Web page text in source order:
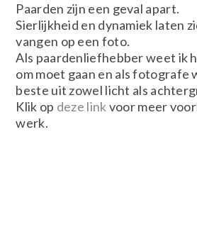
Paarden zijn een geval apart.
Sierlijkheid en dynamiek laten
vangen op een foto.
Als paardenliefhebber weet ik
om moet gaan en als fotografe
beste uit zowel licht als
Klik op deze linkvoor meer
werk.